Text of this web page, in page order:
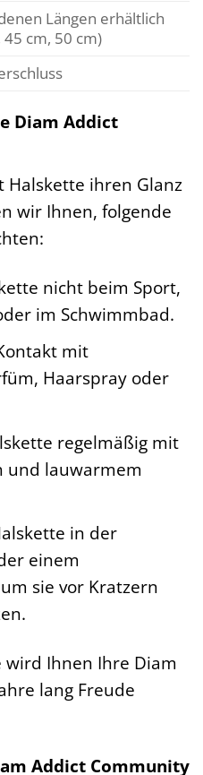
Längen erhältlich
45 cm, 50 cm)
Diam Addict
Halskette ihren Glanz
wir Ihnen, folgende
nicht beim Sport,
im Schwimmbad.
mit
Haarspray oder
regelmäßig mit
und lauwarmem
in der
einem
sie vor Kratzern
Ihnen Ihre Diam
lang Freude
Addict Community